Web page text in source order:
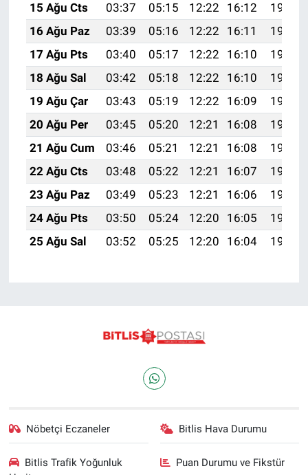
15 Ağu Cts
03:37 05:15 12:22 16:12
19:20
16 Ağu Paz
03:39 05:16 12:22 16:11
19:18
17 Ağu Pts
03:40 05:17 12:22 16:10
19:17
18 Ağu Sal
03:42 05:18 12:22 16:10
19:16
19 Ağu Çar
03:43 05:19 12:22 16:09
19:14
20 Ağu Per
03:45 05:20 12:21 16:08
19:13
21 Ağu Cum
03:46 05:21 12:21 16:08
19:11
22 Ağu Cts
03:48 05:22 12:21 16:07
19:10
23 Ağu Paz
03:49 05:23 12:21 16:06
19:08
24 Ağu Pts
03:50 05:24 12:20 16:05
19:07
25 Ağu Sal
03:52 05:25 12:20 16:04 19:05
Nöbetçi Eczaneler Bitlis Hava Durumu
Bitlis Trafik Yoğunluk
Puan Durumu ve Fikstür